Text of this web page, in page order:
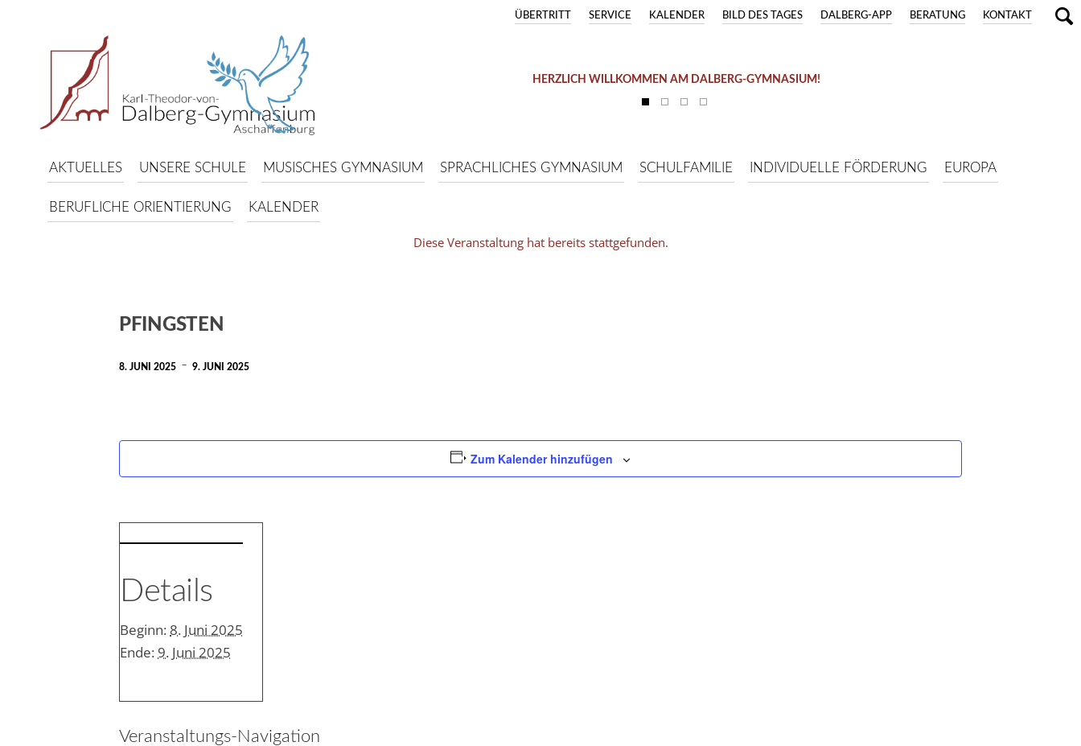
KONTAKT
BERATUNG
DALBERG-APP
BILD DES TAGES
KALENDER
SERVICE
ÜBERTRITT
HERZLICH WILLKOMMEN AM DALBERG-GYMNASIUM!
AKTUELLES UNSERE SCHULE MUSISCHES GYMNASIUM SPRACHLICHES GYMNASIUM SCHULFAMILIE INDIVIDUELLE FÖRDERUNG EUROPA
BERUFLICHE ORIENTIERUNG KALENDER
Diese Veranstaltung hat bereits stattgefunden.
PFINGSTEN
8. JUNI 2025 - 9. JUNI 2025
Zum Kalender hinzufügen
Details
Beginn: 8. Juni 2025
Ende: 9. Juni 2025
Veranstaltungs-Navigation